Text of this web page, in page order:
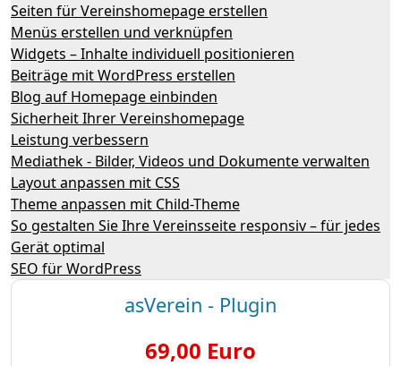
Seiten für Vereinshomepage erstellen
Menüs erstellen und verknüpfen
Widgets – Inhalte individuell positionieren
Beiträge mit WordPress erstellen
Blog auf Homepage einbinden
Sicherheit Ihrer Vereinshomepage
Leistung verbessern
Mediathek - Bilder, Videos und Dokumente verwalten
Layout anpassen mit CSS
Theme anpassen mit Child-Theme
So gestalten Sie Ihre Vereinsseite responsiv – für jedes
Gerät optimal
SEO für WordPress
asVerein - Plugin
69,00 Euro